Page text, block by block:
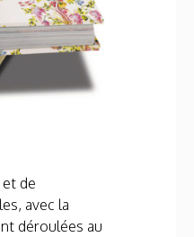
et de
avec la
déroulées au